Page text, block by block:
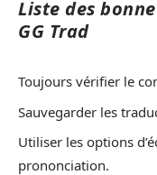
Liste des
GG Trad
Toujours vérifier le
Sauvegarder les
Utiliser les options
prononciation.